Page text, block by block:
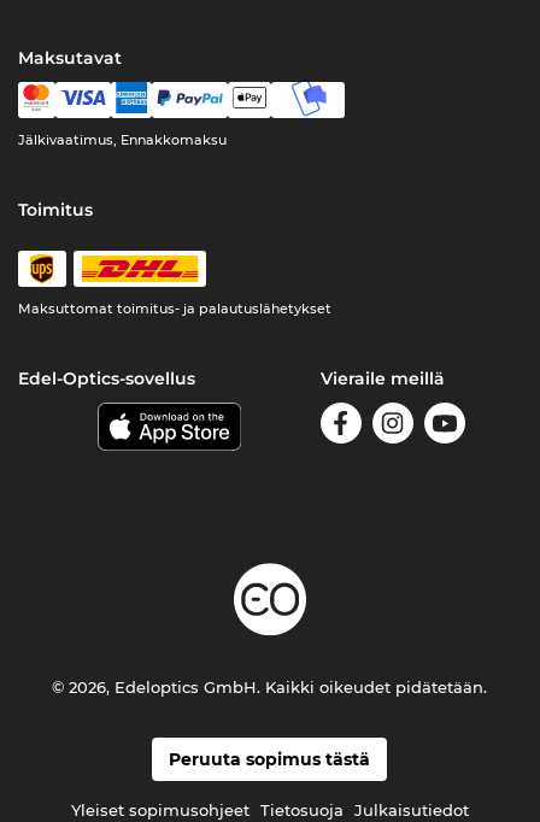
Maksutavat
Jälkivaatimus, Ennakkomaksu
Toimitus
Maksuttomat toimitus- ja palautuslähetykset
Edel-Optics-sovellus Vieraile meillä
Peruuta sopimus tästä
Yleiset sopimusohjeet Tietosuoja Julkaisutiedot
© 2026, Edeloptics GmbH. Kaikki oikeudet pidätetään.